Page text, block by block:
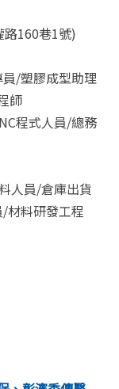
160巷1號)
/塑膠成型助理
師
程式人員/總務
人員/倉庫出貨
材料研發工程